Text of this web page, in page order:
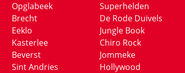
Opglabeek
Superhelden
Brecht
De Rode Duivels
Eeklo
Jungle Book
Kasterlee
Chiro Rock
Beverst
Jommeke
Sint Andries
Hollywood